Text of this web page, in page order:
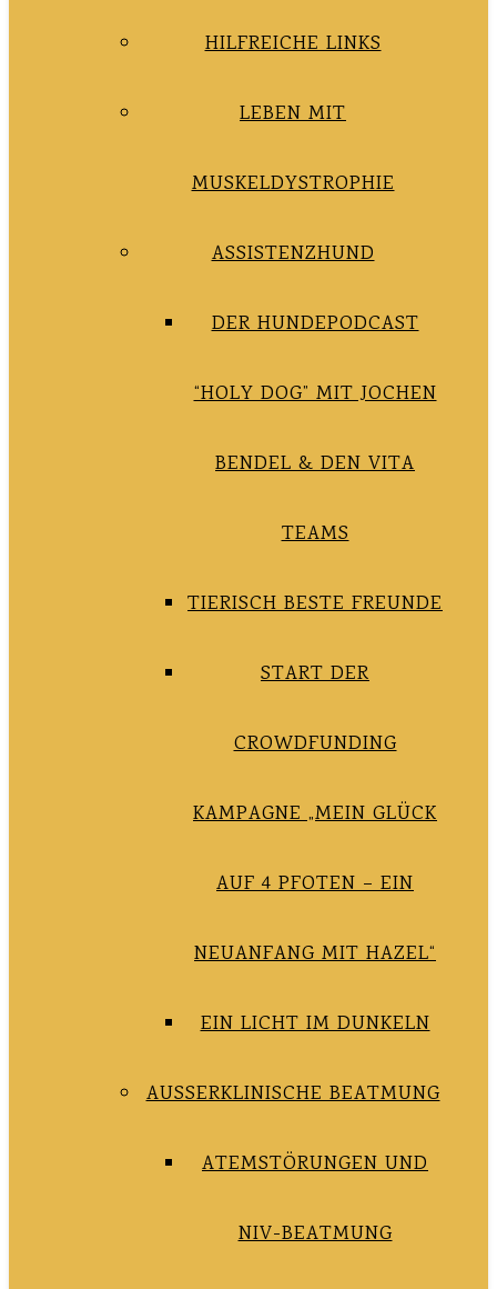
HILFREICHE LINKS
LEBEN MIT
MUSKELDYSTROPHIE
ASSISTENZHUND
DER HUNDEPODCAST
“HOLY DOG” MIT JOCHEN
BENDEL & DEN VITA
TEAMS
TIERISCH BESTE FREUNDE
START DER
CROWDFUNDING
KAMPAGNE „MEIN GLÜCK
AUF 4 PFOTEN – EIN
NEUANFANG MIT HAZEL“
EIN LICHT IM DUNKELN
AUSSERKLINISCHE BEATMUNG
ATEMSTÖRUNGEN UND
NIV-BEATMUNG